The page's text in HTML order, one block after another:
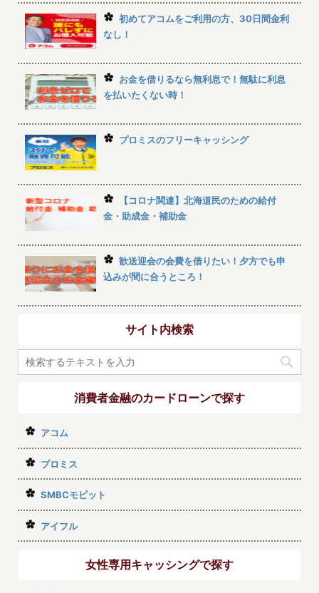
初めてアコムをご利用の方、30日間金利
なし！
お金を借りるなら無利息で！無駄に利息
を払いたくない時！
プロミスのフリーキャッシング
【コロナ関連】北海道民のための給付
金・助成金・補助金
歓送迎会の会費を借りたい！夕方でも申
込みが間に合うところ！
サイト内検索
消費者金融のカードローンで探す
アコム
プロミス
SMBCモビット
アイフル
女性専用キャッシングで探す